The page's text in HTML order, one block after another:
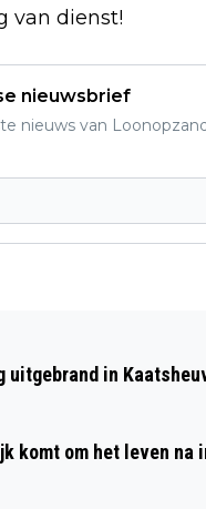
van dienst!
nieuwsbrief
nieuws van
IN
uitgebrand in
komt om het leven na